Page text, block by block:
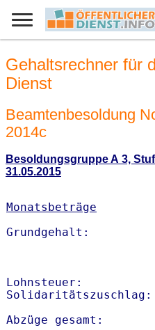
Gehaltsrechner für
Dienst
Beamtenbesoldung
2014c
Besoldungsgruppe A 3,
31.05.2015
Monatsbeträge
Lohnsteuer:
Abzüge gesamt: